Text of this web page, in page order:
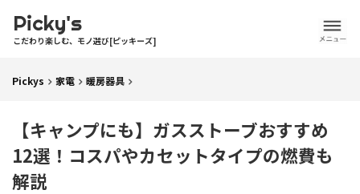
Picky's
こだわり楽しむ、モノ選び[ピッキーズ]
Pickys 家電 暖房器具
【キャンプにも】ガスストーブおすすめ
12選！コスパやカセットタイプの燃費も
解説